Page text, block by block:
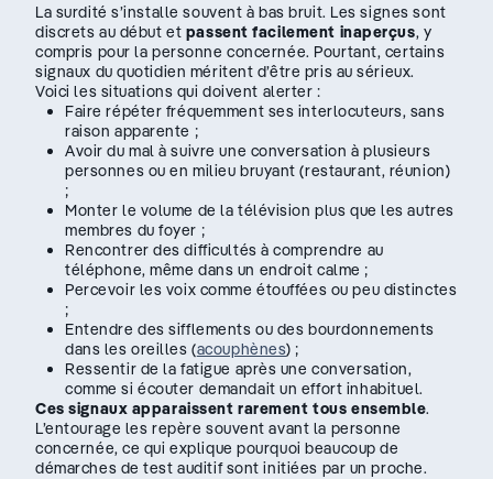
La surdité s’installe souvent à bas bruit. Les signes sont
discrets au début et passent facilement inaperçus, y
compris pour la personne concernée. Pourtant, certains
signaux du quotidien méritent d’être pris au sérieux.
Voici les situations qui doivent alerter :
Faire répéter fréquemment ses interlocuteurs, sans
raison apparente ;
Avoir du mal à suivre une conversation à plusieurs
personnes ou en milieu bruyant (restaurant, réunion)
;
Monter le volume de la télévision plus que les autres
membres du foyer ;
Rencontrer des difficultés à comprendre au
téléphone, même dans un endroit calme ;
Percevoir les voix comme étouffées ou peu distinctes
;
Entendre des sifflements ou des bourdonnements
dans les oreilles (acouphènes) ;
Ressentir de la fatigue après une conversation,
comme si écouter demandait un effort inhabituel.
Ces signaux apparaissent rarement tous ensemble.
L’entourage les repère souvent avant la personne
concernée, ce qui explique pourquoi beaucoup de
démarches de test auditif sont initiées par un proche.